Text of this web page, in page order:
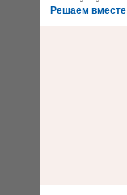
Решаем вместе